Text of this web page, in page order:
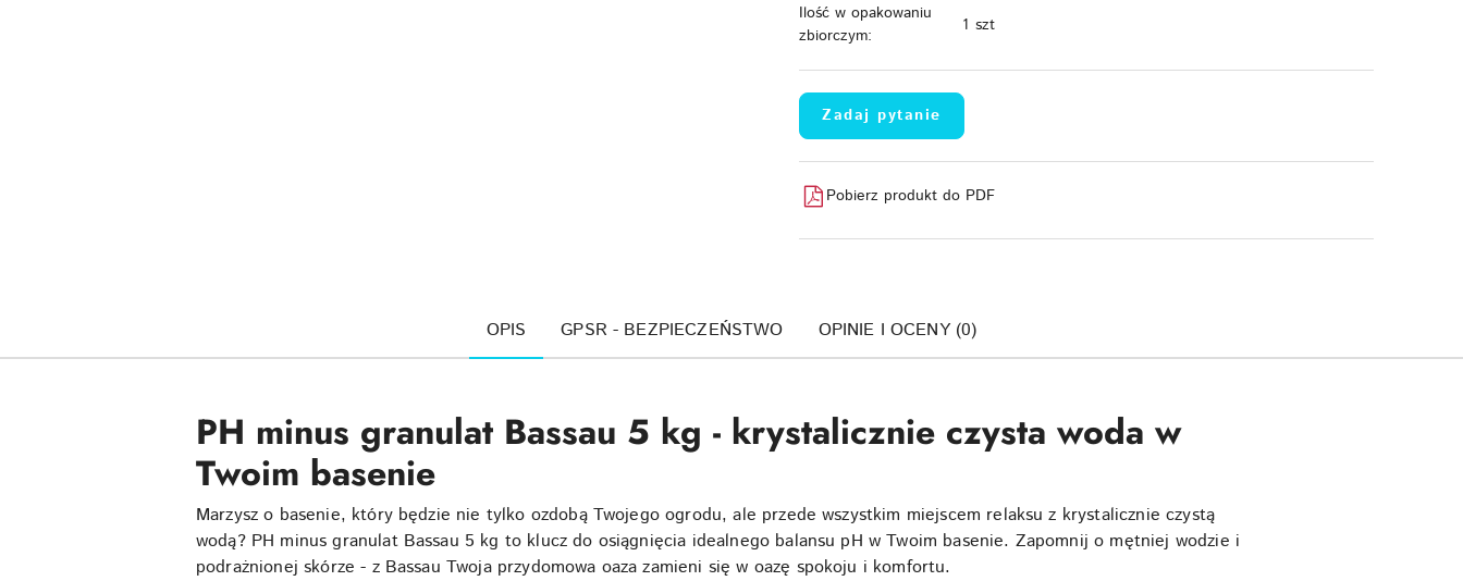
Ilość w opakowaniu
zbiorczym:
1 szt
Zadaj pytanie
Pobierz produkt do PDF
OPIS GPSR - BEZPIECZEŃSTWO OPINIE I OCENY (0)
PH minus granulat Bassau 5 kg - krystalicznie czysta woda w
Twoim basenie
Marzysz o basenie, który będzie nie tylko ozdobą Twojego ogrodu, ale przede wszystkim miejscem relaksu z krystalicznie czystą
wodą? PH minus granulat Bassau 5 kg to klucz do osiągnięcia idealnego balansu pH w Twoim basenie. Zapomnij o mętniej wodzie i
podrażnionej skórze - z Bassau Twoja przydomowa oaza zamieni się w oazę spokoju i komfortu.